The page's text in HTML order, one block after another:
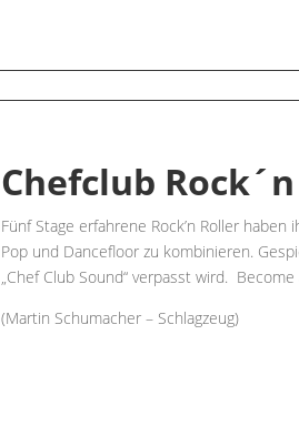
Chefclub
Fünf Stage erfahrene Rock’n Roller
Pop und Dancefloor zu kombinieren.
„Chef Club Sound“ verpasst wird.
(Martin Schumacher – Schlagzeug)